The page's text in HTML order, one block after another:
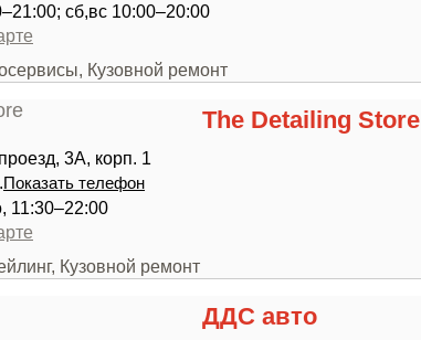
сб,вс 10:00–20:00
Кузовной ремонт
The Detailing Store
3А, корп. 1
Показать телефон
11:30–22:00
Кузовной ремонт
ДДС авто